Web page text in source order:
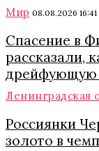
Мир 08.08.2026 16:41
Спасение в
рассказали,
дрейфующую
Ленинградская
Россиянки
золото в